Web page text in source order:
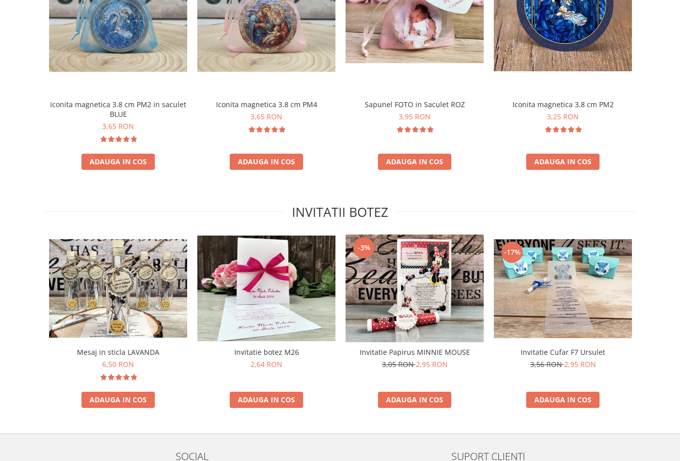
Iconita magnetica 3.8 cm PM2 in saculet
BLUE
3,65 RON
ADAUGA IN COS
Iconita magnetica 3.8 cm PM4
3,65 RON
ADAUGA IN COS
Sapunel FOTO in Saculet ROZ
3,95 RON
ADAUGA IN COS
Iconita magnetica 3.8 cm PM2
3,25 RON
ADAUGA IN COS
INVITATII BOTEZ
Mesaj in sticla LAVANDA
6,50 RON
ADAUGA IN COS
Invitatie botez M26
2,64 RON
ADAUGA IN COS
-3%
Invitatie Papirus MINNIE MOUSE
3,05 RON2,95 RON
ADAUGA IN COS
-17%
Invitatie Cufar F7 Ursulet
3,56 RON2,95 RON
ADAUGA IN COS
SOCIAL SUPORT CLIENTI